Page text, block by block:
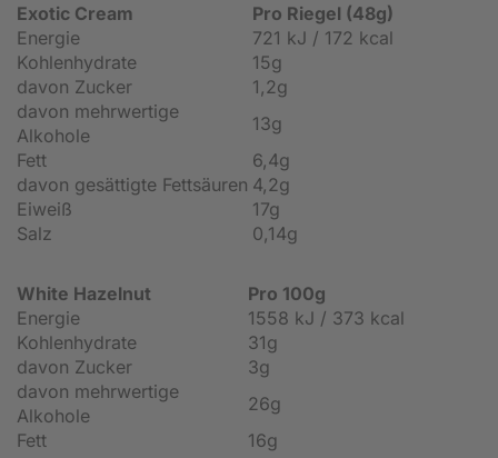
Exotic Cream
Pro Riegel (48g)
Energie
721 kJ / 172 kcal
Kohlenhydrate
15g
davon Zucker
1,2g
davon mehrwertige
Alkohole
13g
Fett
6,4g
davon gesättigte Fettsäuren 4,2g
Eiweiß
17g
Salz
0,14g
White Hazelnut
Pro 100g
Energie
1558 kJ / 373 kcal
Kohlenhydrate
31g
davon Zucker
3g
davon mehrwertige
Alkohole
26g
Fett
16g